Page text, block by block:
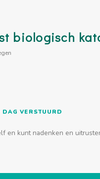
biologisch
VERSTUURD
en kunt nadenken en